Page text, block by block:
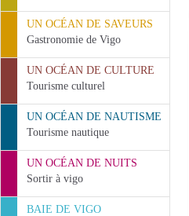
UN OCÉAN DE SAVEURS
Gastronomie de Vigo
UN OCÉAN DE CULTURE
Tourisme culturel
UN OCÉAN DE NAUTISME
Tourisme nautique
UN OCÉAN DE NUITS
Sortir à vigo
BAIE DE VIGO